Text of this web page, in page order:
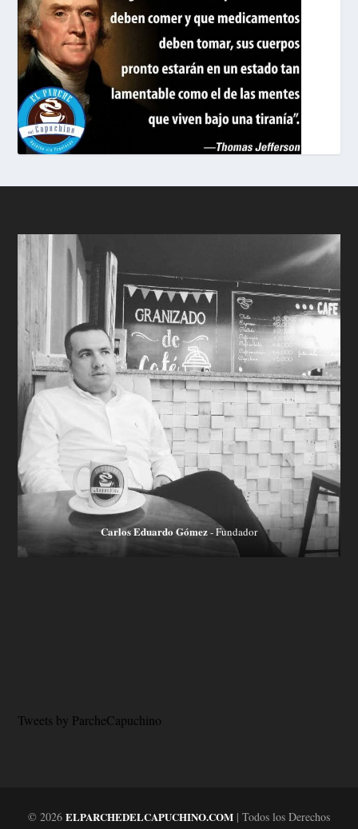
Carlos Eduardo Gómez- Fundador
Tweets by ParcheCapuchino
© 2026 ELPARCHEDELCAPUCHINO.COM | Todos los Derechos